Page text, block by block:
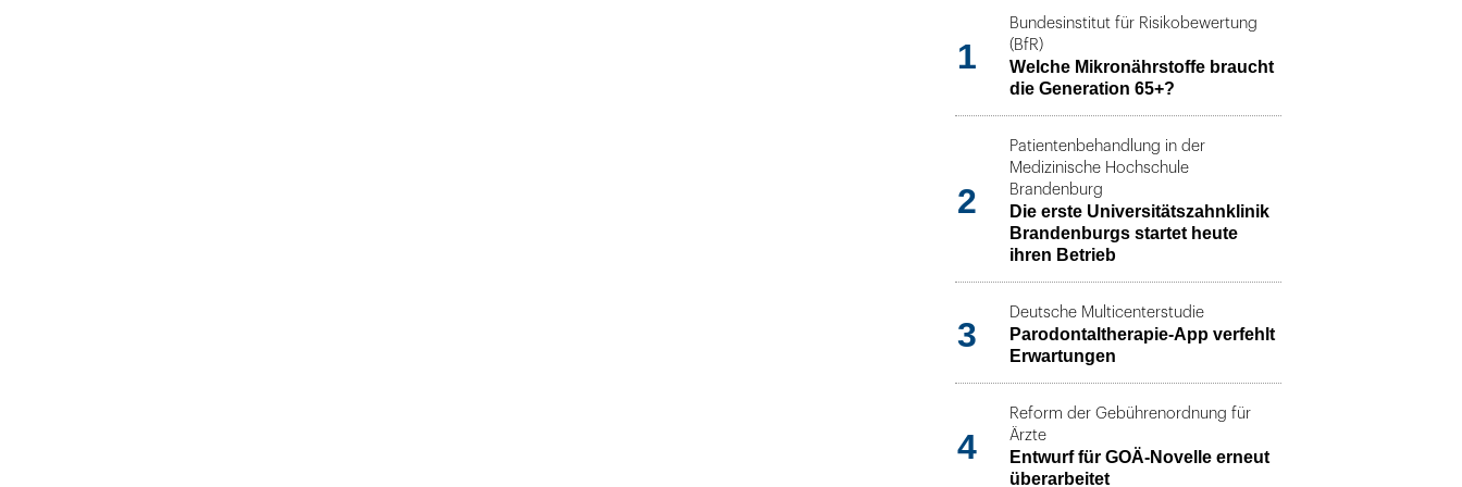
1
Bundesinstitut für Risikobewertung
(BfR)
Welche Mikronährstoffe braucht
die Generation 65+?
2
Patientenbehandlung in der
Medizinische Hochschule
Brandenburg
Die erste Universitätszahnklinik
Brandenburgs startet heute
ihren Betrieb
3
Deutsche Multicenterstudie
Parodontaltherapie-App verfehlt
Erwartungen
4
Reform der Gebührenordnung für
Ärzte
Entwurf für GOÄ-Novelle erneut
überarbeitet